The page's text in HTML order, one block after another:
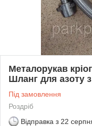
Металорукав
Шланг для азоту
Під замовлення
Роздріб
Відправка з 22